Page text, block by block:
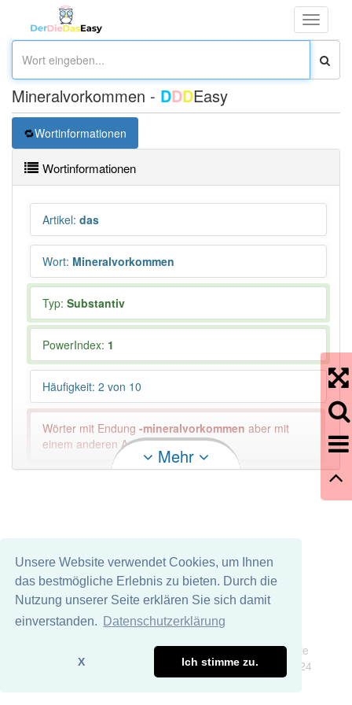
Unsere Website verwendet Cookies, um Ihnen
das bestmögliche Erlebnis zu bieten. Durch die
Nutzung unserer Seite erklären Sie sich damit
einverstanden.
Datenschutzerklärung
X Ich stimme zu.
Toggle
Mineralvorkommen - DDDEasy
Wortinformationen
Wortinformationen
Artikel: das
Wort: Mineralvorkommen
Typ: Substantiv
PowerIndex: 1
Häufigkeit: 2 von 10
Wörter mit Endung -mineralvorkommen aber mit
einem anderen Artikel: -1
Mehr
Wir übernehmen keine Garantie und keine Haftung für die
Richtigkeit und Vollständigkeit dieser Seite. DDDEasy 2024